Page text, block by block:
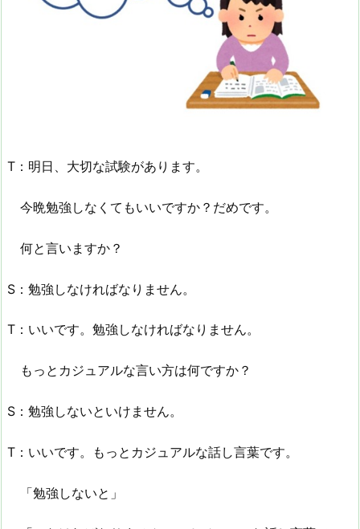
T：明日、大切な試験があります。
今晩勉強しなくてもいいですか？だめです。
何と言いますか？
S：勉強しなければなりません。
T：いいです。勉強しなければなりません。
もっとカジュアルな言い方は何ですか？
S：勉強しないといけません。
T：いいです。もっとカジュアルな話し言葉です。
「勉強しないと」